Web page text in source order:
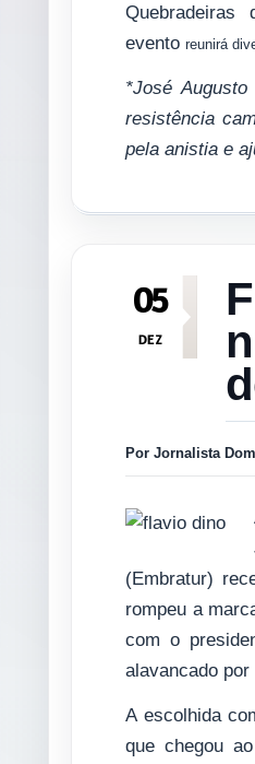
evento reunirá
*José
resistência
pela anistia e
05
DEZ
Por Jornalista
(Embratur)
rompeu a
com o
alavancado
A escolhida
que chegou